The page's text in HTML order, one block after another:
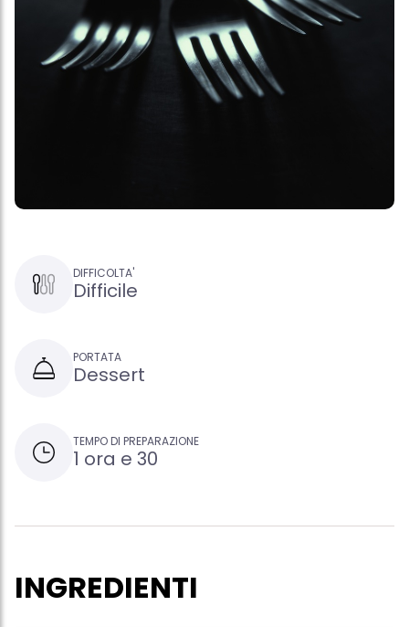
DIFFICOLTA'
Difficile
PORTATA
Dessert
TEMPO DI PREPARAZIONE
1 ora e 30
INGREDIENTI